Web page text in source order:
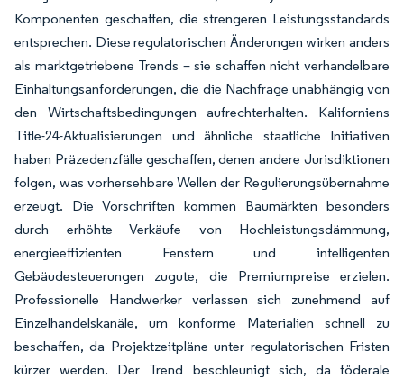
Komponenten geschaffen, die strengeren Leistungsstandards
entsprechen. Diese regulatorischen Änderungen wirken anders
als marktgetriebene Trends – sie schaffen nicht verhandelbare
Einhaltungsanforderungen, die die Nachfrage unabhängig von
den Wirtschaftsbedingungen aufrechterhalten. Kaliforniens
Title-24-Aktualisierungen und ähnliche staatliche Initiativen
haben Präzedenzfälle geschaffen, denen andere Jurisdiktionen
folgen, was vorhersehbare Wellen der Regulierungsübernahme
erzeugt. Die Vorschriften kommen Baumärkten besonders
durch erhöhte Verkäufe von Hochleistungsdämmung,
energieeffizienten Fenstern und intelligenten
Gebäudesteuerungen zugute, die Premiumpreise erzielen.
Professionelle Handwerker verlassen sich zunehmend auf
Einzelhandelskanäle, um konforme Materialien schnell zu
beschaffen, da Projektzeitpläne unter regulatorischen Fristen
kürzer werden. Der Trend beschleunigt sich, da föderale